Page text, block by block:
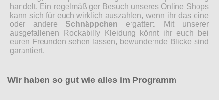
handelt. Ein regelmäßiger Besuch unseres Online Shops
kann sich für euch wirklich auszahlen, wenn ihr das eine
oder andere Schnäppchen ergattert. Mit unserer
ausgefallenen Rockabilly Kleidung könnt ihr euch bei
euren Freunden sehen lassen, bewundernde Blicke sind
garantiert.
Wir haben so gut wie alles im Programm